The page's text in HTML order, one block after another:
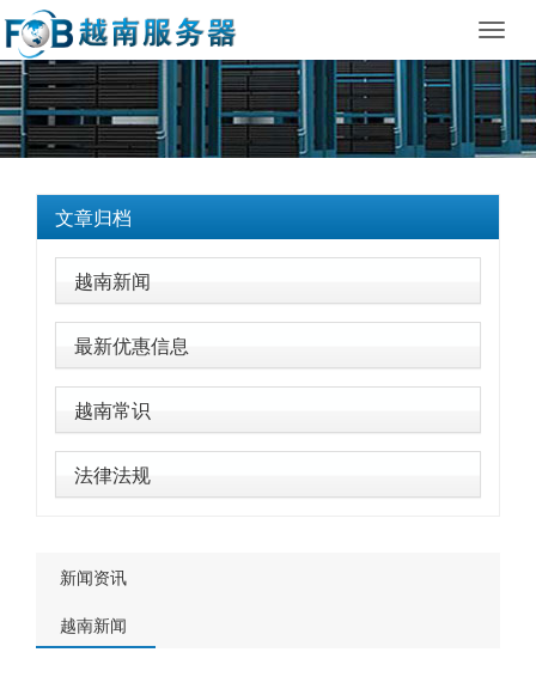
文章归档
越南新闻
最新优惠信息
越南常识
法律法规
新闻资讯
越南新闻